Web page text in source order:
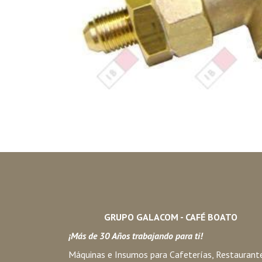
GRUPO GALACOM - CAFÉ BOATO
¡Más de 30 Años trabajando para ti!
Máquinas e Insumos para Cafeterías,